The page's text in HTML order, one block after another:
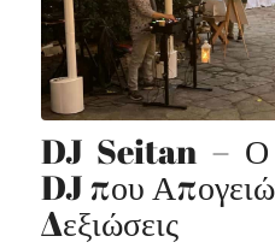
DJ Seitan – Ο
DJπου
Δεξιώσεις